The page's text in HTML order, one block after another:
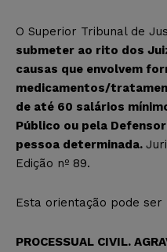
O Superior Tribunal de
submeter ao rito dos
causas que envolvem
medicamentos/
de até 60 salários
Público ou pela
pessoa determinada.
Edição nº 89.
Esta orientação pode ser
PROCESSUAL CIVIL.